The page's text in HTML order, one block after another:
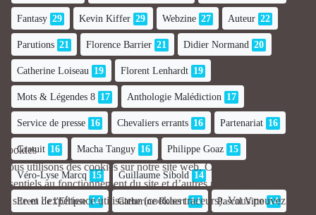
Fantasy 29 Kevin Kiffer 29 Webzine 27 Auteur 22
Parutions 21 Florence Barrier 21 Didier Normand 20
Catherine Loiseau 19 Florent Lenhardt 19
Mots & Légendes 8 17 Anthologie Malédiction 17
Service de presse 16 Chevaliers errants 16 Partenariat 16
Gratuit 16 Macha Tanguy 16 Philippe Goaz 15
Véro-Lyse Marcq 15 Guillaume Sibold 14
Erem de l'Ellipse 14 Catherine Robert 14 Pascal Vitte 14
Cookies
Nous utilisons des cookies sur notre site web. Certains d’entre eux sont
essentiels au fonctionnement du site et d’autres nous aident à améliorer
ce site et l’expérience utilisateur (cookies traceurs). Vous pouvez